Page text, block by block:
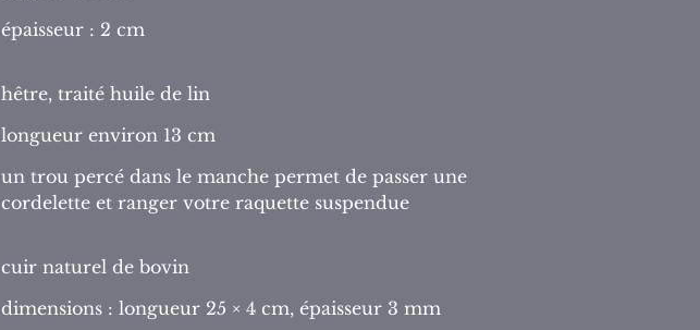
épaisseur : 2 cm
hêtre, traité huile de lin
longueur environ 13 cm
un trou percé dans le manche permet de passer une
cordelette et ranger votre raquette suspendue
cuir naturel de bovin
dimensions : longueur 25 × 4 cm, épaisseur 3 mm